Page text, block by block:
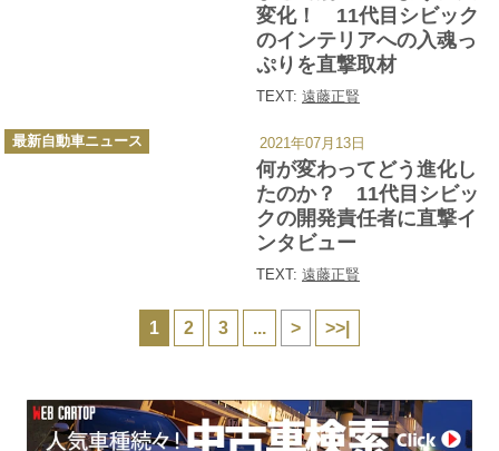
変化！ 11代目シビック
のインテリアへの入魂っ
ぷりを直撃取材
TEXT: 遠藤正賢
何が変わってどう進化し
たのか？ 11代目シビッ
クの開発責任者に直撃イ
ンタビュー
TEXT: 遠藤正賢
カ
テ
最新自動車ニュース 2021年07月13日
1 2 3 ... > >>|